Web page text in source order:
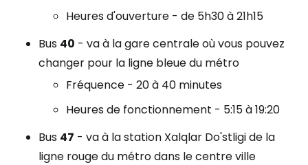
Heures d'ouverture - de 5h30 à 21h15
Bus 40 - va à la gare centrale où vous pouvez
changer pour la ligne bleue du métro
Fréquence - 20 à 40 minutes
Heures de fonctionnement - 5:15 à 19:20
Bus 47 - va à la station Xalqlar Do'stligi de la
ligne rouge du métro dans le centre ville